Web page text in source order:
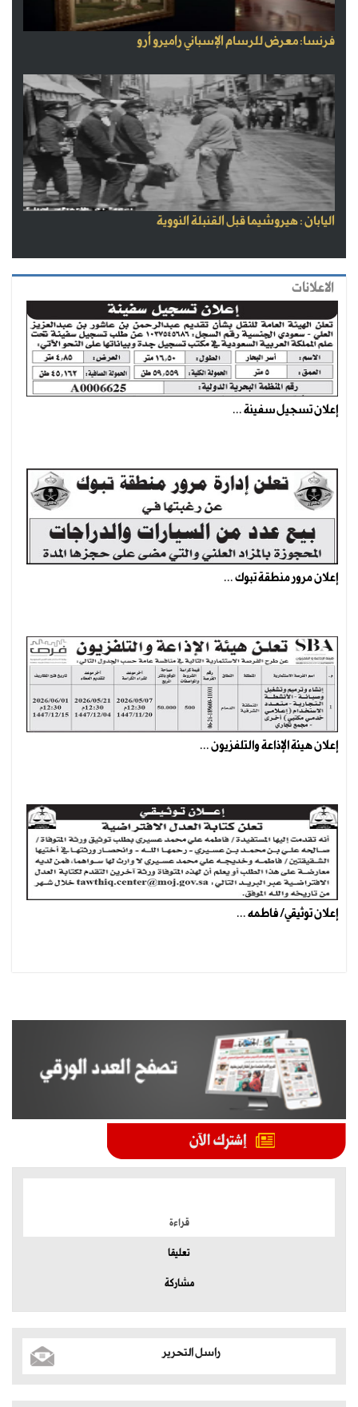
فرنسا: معرض للرسام الإسباني راميرو أرو
اليابان : هيروشيما قبل القنبلة النووية
الاعلانات
إعلان تسجيل سفينة ...
إعلان مرور منطقة تبوك ...
إعلان هيئة الإذاعة والتلفزيون ...
إعلان توثيقي/ فاطمه ...
قراءة
تعليقا
مشاركة
راسل التحرير